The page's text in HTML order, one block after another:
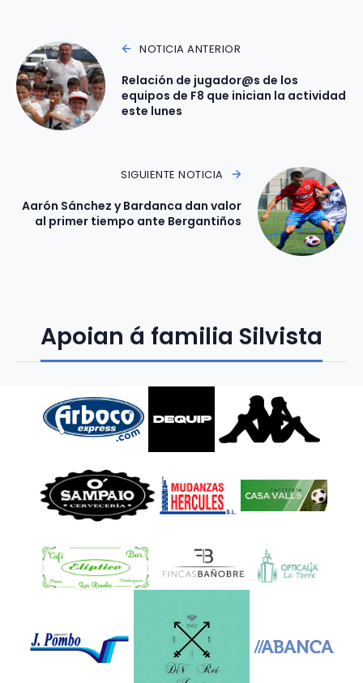
NOTICIA ANTERIOR
Relación de jugador@s de los
equipos de F8 que inician la actividad
este lunes
SIGUIENTE NOTICIA
Aarón Sánchez y Bardanca dan valor
al primer tiempo ante Bergantiños
Apoian á familia Silvista